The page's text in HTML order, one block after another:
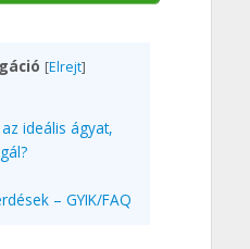
[Elrejt]
ideális ágyat,
– GYIK/FAQ